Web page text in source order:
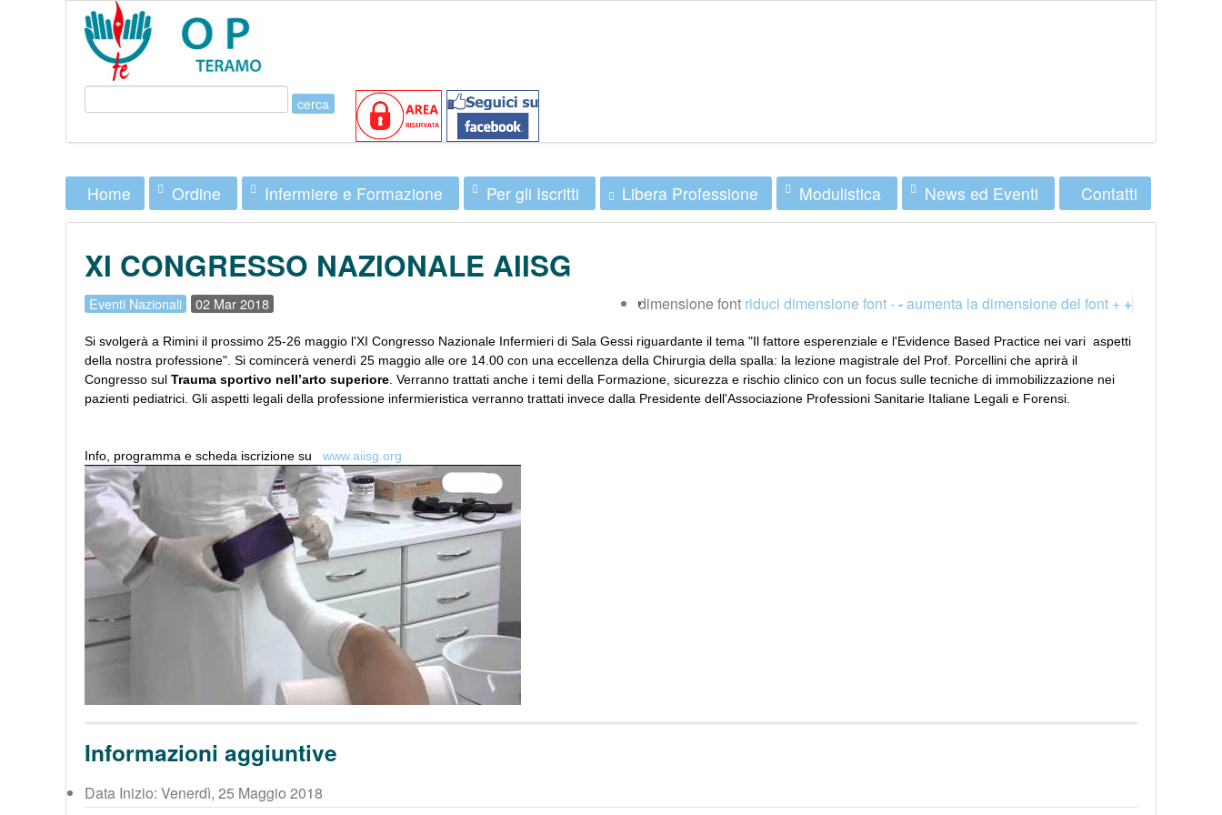
Home Ordine Infermiere e Formazione Per gli Iscritti Libera Professione Modulistica News ed Eventi Contatti
XI CONGRESSO NAZIONALE AIISG
Eventi Nazionali 02 Mar 2018 dimensione font riduci dimensione font --aumenta la dimensione del font + +
Si svolgerà a Rimini il prossimo 25-26 maggio l'XI Congresso Nazionale Infermieri di Sala Gessi riguardante il tema "Il fattore esperenziale e l'Evidence Based Practice nei vari aspetti
della nostra professione". Si comincerà venerdì 25 maggio alle ore 14.00 con una eccellenza della Chirurgia della spalla: la lezione magistrale del Prof. Porcellini che aprirà il
Congresso sul Trauma sportivo nell’arto superiore . Verranno trattati anche i temi della Formazione, sicurezza e rischio clinico con un focus sulle tecniche di immobilizzazione nei
pazienti pediatrici. Gli aspetti legali della professione infermieristica verranno trattati invece dalla Presidente dell'Associazione Professioni Sanitarie Italiane Legali e Forensi.
Info, programma e scheda iscrizione su www.aiisg.org
Informazioni aggiuntive
Data Inizio: Venerdì, 25 Maggio 2018